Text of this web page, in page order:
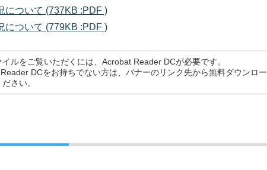
について (737KB :PDF )
について (779KB :PDF )
イルをご覧いただくには、Acrobat Reader DCが必要です。
DCをお持ちでない方は、バナーのリンク先から無料ダウンロー
さい。